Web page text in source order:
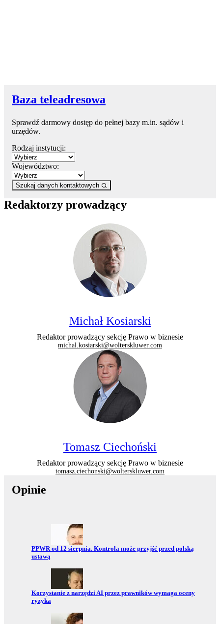
Baza teleadresowa
Sprawdź darmowy dostęp do pełnej bazy m.in. sądów i
urzędów.
Rodzaj instytucji:
Województwo:
Szukaj danych kontaktowych
Redaktorzy prowadzący
Michał Kosiarski
Redaktor prowadzący sekcję Prawo w biznesie
michal.kosiarski@wolterskluwer.com
Tomasz Ciechoński
Redaktor prowadzący sekcję Prawo w biznesie
tomasz.ciechonski@wolterskluwer.com
Opinie
Przejdź do:
PPWR od 12 sierpnia. Kontrola może przyjść przed polską
ustawą
Przejdź do:
Korzystanie z narzędzi AI przez prawników wymaga oceny
ryzyka